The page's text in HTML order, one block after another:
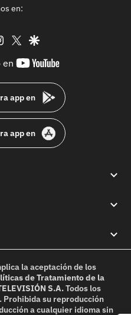
en:
instagram
twittergoogle
en
youtube-
app en
app en
la aceptación de los
de Tratamiento de la
S.A.Todos los
Prohibida su reproducción
a cualquier idioma sin